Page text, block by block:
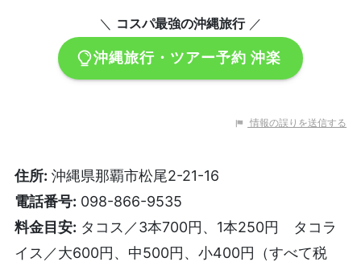
＼ コスパ最強の沖縄旅行／
沖縄旅行・ツアー予約 沖楽
情報の誤りを送信する
住所: 沖縄県那覇市松尾2-21-16
電話番号: 098-866-9535
料金目安: タコス／3本700円、1本250円 タコラ
イス／大600円、中500円、小400円（すべて税